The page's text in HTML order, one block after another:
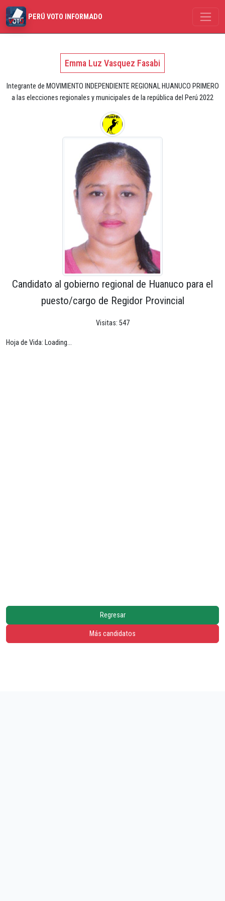
PERÚ VOTO INFORMADO
Emma Luz Vasquez Fasabi
Integrante de MOVIMIENTO INDEPENDIENTE REGIONAL HUANUCO PRIMERO
a las elecciones regionales y municipales de la república del Perú 2022
Candidato al gobierno regional de Huanuco para el
puesto/cargo de Regidor Provincial
Visitas: 547
Hoja de Vida: Loading...
Regresar
Más candidatos